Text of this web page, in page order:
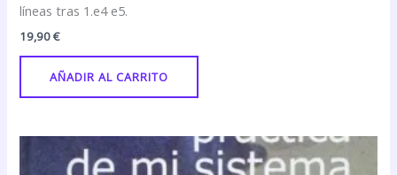
líneas tras 1.e4 e5.
19,90€
AÑADIR AL CARRITO